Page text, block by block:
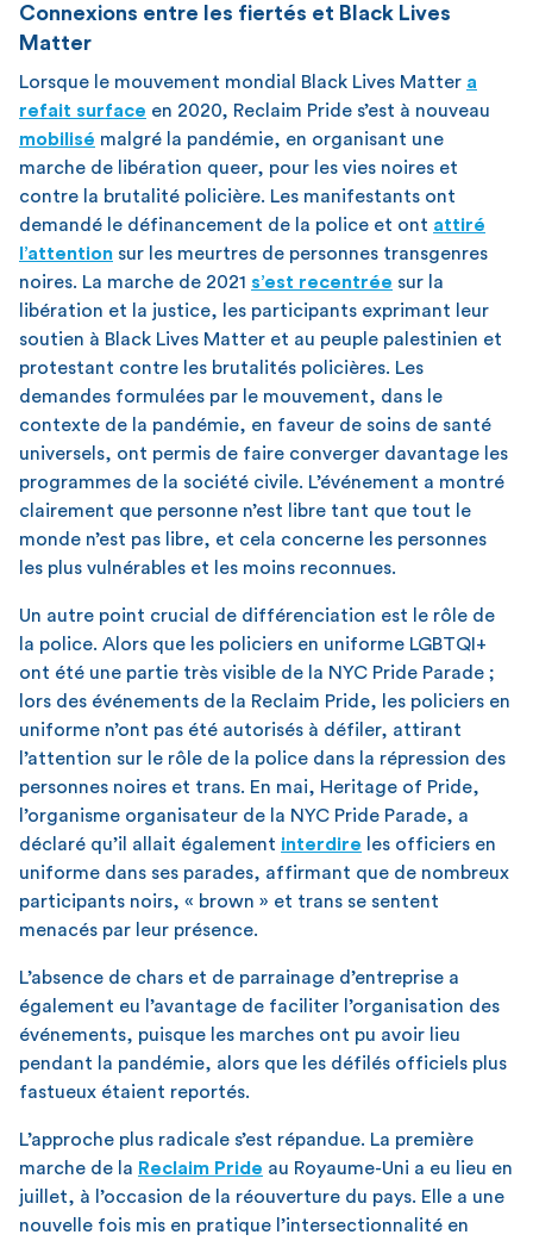
Connexions entre les fiertés et Black Lives
Matter
Lorsque le mouvement mondial Black Lives Matter a
refait surface en 2020, Reclaim Pride s’est à nouveau
mobilisé malgré la pandémie, en organisant une
marche de libération queer, pour les vies noires et
contre la brutalité policière. Les manifestants ont
demandé le définancement de la police et ont attiré
l’attention sur les meurtres de personnes transgenres
noires. La marche de 2021 s’est recentrée sur la
libération et la justice, les participants exprimant leur
soutien à Black Lives Matter et au peuple palestinien et
protestant contre les brutalités policières. Les
demandes formulées par le mouvement, dans le
contexte de la pandémie, en faveur de soins de santé
universels, ont permis de faire converger davantage les
programmes de la société civile. L’événement a montré
clairement que personne n’est libre tant que tout le
monde n’est pas libre, et cela concerne les personnes
les plus vulnérables et les moins reconnues.
Un autre point crucial de différenciation est le rôle de
la police. Alors que les policiers en uniforme LGBTQI+
ont été une partie très visible de la NYC Pride Parade ;
lors des événements de la Reclaim Pride, les policiers en
uniforme n’ont pas été autorisés à défiler, attirant
l’attention sur le rôle de la police dans la répression des
personnes noires et trans. En mai, Heritage of Pride,
l’organisme organisateur de la NYC Pride Parade, a
déclaré qu’il allait également interdire les officiers en
uniforme dans ses parades, affirmant que de nombreux
participants noirs, « brown » et trans se sentent
menacés par leur présence.
L’absence de chars et de parrainage d’entreprise a
également eu l’avantage de faciliter l’organisation des
événements, puisque les marches ont pu avoir lieu
pendant la pandémie, alors que les défilés officiels plus
fastueux étaient reportés.
L’approche plus radicale s’est répandue. La première
marche de la Reclaim Pride au Royaume-Uni a eu lieu en
juillet, à l’occasion de la réouverture du pays. Elle a une
nouvelle fois mis en pratique l’intersectionnalité en